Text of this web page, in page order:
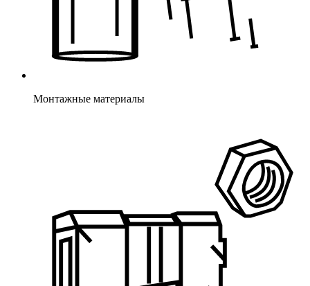
Монтажные материалы